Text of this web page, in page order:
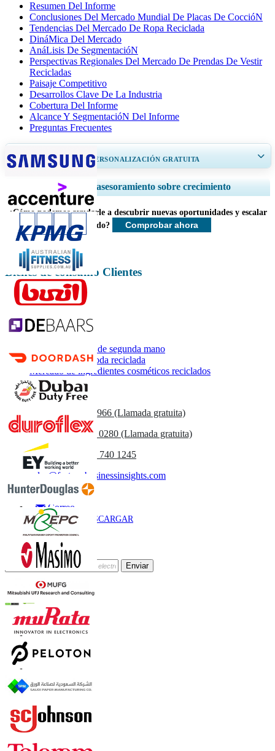
Resumen Del Informe
Conclusiones Del Mercado Mundial De Placas De CoccióN
Tendencias Del Mercado De Ropa Reciclada
DináMica Del Mercado
AnáLisis De SegmentacióN
Perspectivas Regionales Del Mercado De Prendas De Vestir
Recicladas
Paisaje Competitivo
Desarrollos Clave De La Industria
Cobertura Del Informe
Alcance Y SegmentacióN Del Informe
Preguntas Frecuentes
OBTENGA UN 20% DE PERSONALIZACIÓN GRATUITA
Ampliar la cobertura regional y por país, Análisis de segmentos, Perfiles
de empresas, Benchmarking competitivo, e información sobre el usuario
final.
Personalizar ahora
Servicios de asesoramiento sobre crecimiento
¿Cómo podemos ayudarle a descubrir nuevas oportunidades y escalar
más rápido?
Comprobar ahora
Bienes de consumo Clientes
Informes relacionados
Mercado de ropa de segunda mano
Mercado de la moda reciclada
Mercado de ingredientes cosméticos reciclados
Contáctenos
+1 833 909 2966 (Llamada gratuita)
UK+44 808 502 0280 (Llamada gratuita)
(APAC) +91 744 740 1245
sales@fortunebusinessinsights.com
Llamar
Correo
DESCARGAR
MUESTRA
Suscríbete al Boletín
Enviar
Confianza Online